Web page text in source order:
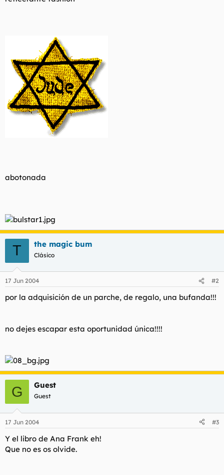
abotonada
T the magic bum
Clásico
17 Jun 2004 #2
por la adquisición de un parche, de regalo, una bufanda!!!
no dejes escapar esta oportunidad única!!!!
G Guest
Guest
17 Jun 2004 #3
Y el libro de Ana Frank eh!
Que no es os olvide.